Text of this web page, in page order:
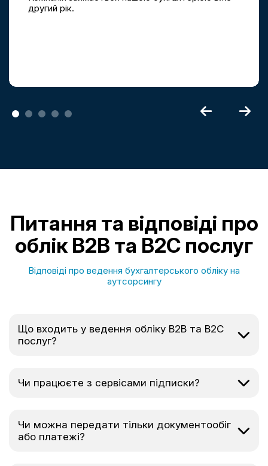
другий рік.
Питання та відповіді про
облік B2B та B2C послуг
Відповіді про ведення бухгалтерського обліку на
аутсорсингу
Що входить у ведення обліку B2B та B2C
послуг?
Чи працюєте з сервісами підписки?
Чи можна передати тільки документообіг
або платежі?